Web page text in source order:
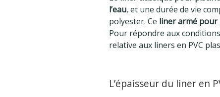
l’eau, et une durée de vie
polyester. Ce liner armé pour
Pour répondre aux
relative aux liners en PVC
L’épaisseur du liner en